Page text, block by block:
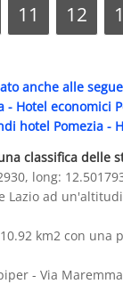
11 12
anche alle
- Hotel economici
hotel Pomezia -
classifica delle
long:
Lazio ad
km2 con una
- Via